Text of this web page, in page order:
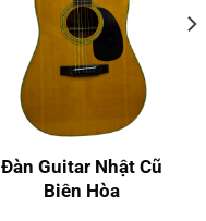
Đàn Guitar Nhật Cũ
Biên Hòa